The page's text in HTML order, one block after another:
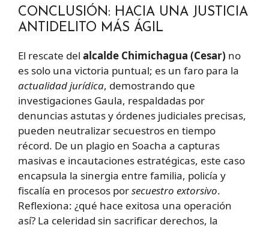
CONCLUSIÓN: HACIA UNA JUSTICIA
ANTIDELITO MÁS ÁGIL
El rescate del alcalde Chimichagua (Cesar) no
es solo una victoria puntual; es un faro para la
actualidad jurídica, demostrando que
investigaciones Gaula, respaldadas por
denuncias astutas y órdenes judiciales precisas,
pueden neutralizar secuestros en tiempo
récord. De un plagio en Soacha a capturas
masivas e incautaciones estratégicas, este caso
encapsula la sinergia entre familia, policía y
fiscalía en procesos porsecuestro extorsivo.
Reflexiona: ¿qué hace exitosa una operación
así? La celeridad sin sacrificar derechos, la